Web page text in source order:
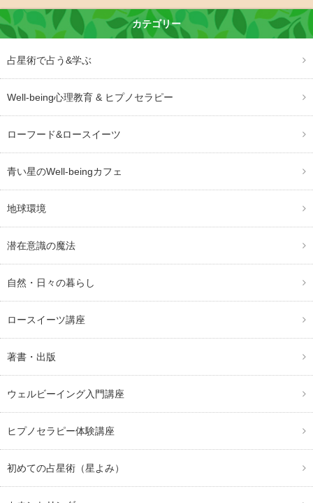
カテゴリー
占星術で占う&学ぶ
Well-being心理教育 & ヒプノセラピー
ローフード&ロースイーツ
青い星のWell-beingカフェ
地球環境
潜在意識の魔法
自然・日々の暮らし
ロースイーツ講座
著書・出版
ウェルビーイング入門講座
ヒプノセラピー体験講座
初めての占星術（星よみ）